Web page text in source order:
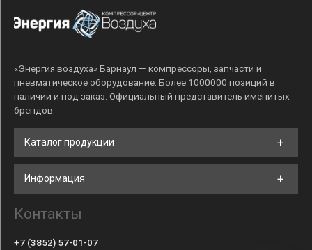
«Энергия воздуха» Барнаул — компрессоры, запчасти и
пневматическое оборудование. Более 1000000 позиций в
наличии и под заказ. Официальный представитель именитых
брендов.
Каталог продукции
Информация
Контакты
+7 (3852) 57-01-07